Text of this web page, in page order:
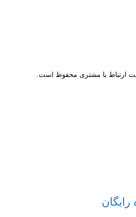
ارتباط با مشتری محفوظ است.